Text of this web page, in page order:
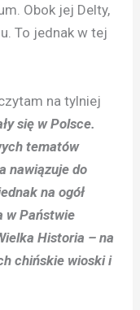
Obok jej Delty,
To jednak w tej
na tylniej
się w Polsce.
tematów
nawiązuje do
na ogół
w Państwie
Historia – na
chińskie wioski i